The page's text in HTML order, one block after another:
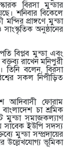
বিরসা মুন্ডার
শনিবার বিকেলে
প্রাঙ্গণে মুন্ডা
অনুষ্ঠানের
বিপ্লব মুন্ডা এবং
রাখেন মনিপুরী
বলেন, বিরসা
সকল নিপীড়িত
আদিবাসী ফোরাম
চা শ্রমিক
মুন্ডা সমাজকল্যাণ
সাবেক ইউপি সদস্য
মুন্ডা সম্প্রদায়ের
উল্লেখযোগ্য ভূমিকা